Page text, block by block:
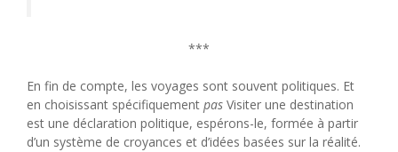
***
En fin de compte, les voyages sont souvent politiques. Et
en choisissant spécifiquement pas Visiter une destination
est une déclaration politique, espérons-le, formée à partir
d’un système de croyances et d’idées basées sur la réalité.